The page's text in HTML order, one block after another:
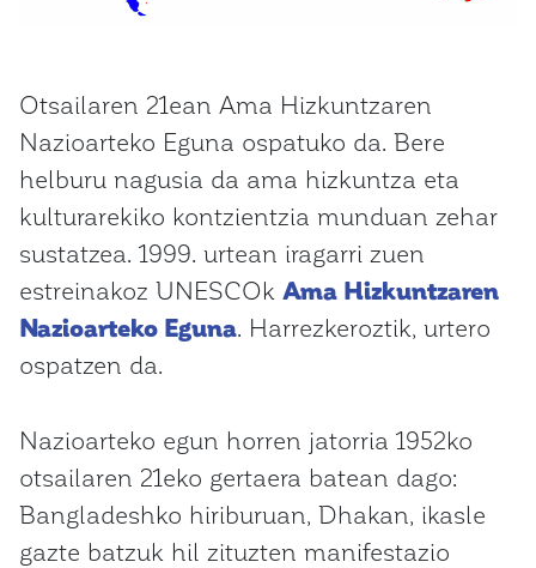
Otsailaren 21ean Ama Hizkuntzaren
Nazioarteko Eguna ospatuko da. Bere
helburu nagusia da ama hizkuntza eta
kulturarekiko kontzientzia munduan zehar
sustatzea. 1999. urtean iragarri zuen
estreinakoz UNESCOk Ama Hizkuntzaren
Nazioarteko Eguna. Harrezkeroztik, urtero
ospatzen da.
Nazioarteko egun horren jatorria 1952ko
otsailaren 21eko gertaera batean dago:
Bangladeshko hiriburuan, Dhakan, ikasle
gazte batzuk hil zituzten manifestazio